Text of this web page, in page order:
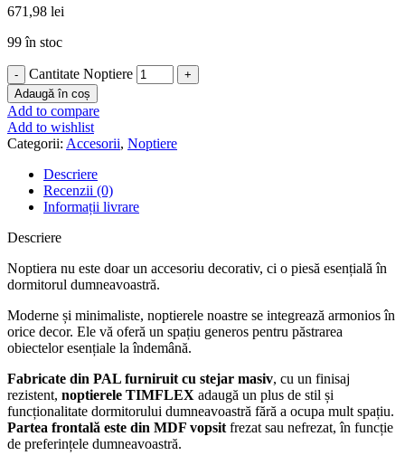
671,98 lei
99 în stoc
Cantitate Noptiere
Adaugă în coș
Add to compare
Add to wishlist
Categorii: Accesorii, Noptiere
Descriere
Recenzii (0)
Informații livrare
Descriere
Noptiera nu este doar un accesoriu decorativ, ci o piesă esențială în
dormitorul dumneavoastră.
Moderne și minimaliste, noptierele noastre se integrează armonios în
orice decor. Ele vă oferă un spațiu generos pentru păstrarea
obiectelor esențiale la îndemână.
Fabricate din PAL furniruit cu stejar masiv, cu un finisaj
rezistent, noptierele TIMFLEX adaugă un plus de stil și
funcționalitate dormitorului dumneavoastră fără a ocupa mult spațiu.
Partea frontală este din MDF vopsit frezat sau nefrezat, în funcție
de preferințele dumneavoastră.